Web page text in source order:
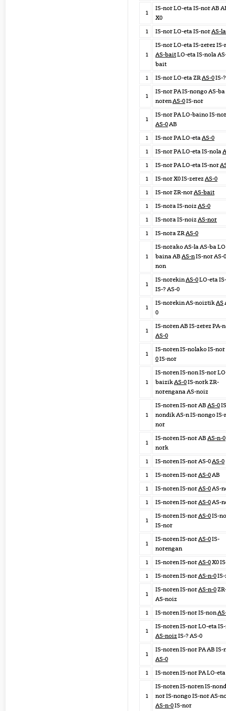
1
IS-nor LO-eta IS-nor AB
X0
1
IS-nor LO-eta IS-norAS-
1
IS-nor LO-eta IS-zerez
AS-baitLO-eta IS-nola
bait
1
IS-nor LO-eta ZRAS-0IS-?
1
IS-nor PA IS-nongo AS-ba
norenAS-0IS-nor
1
IS-nor PA LO-baino IS-
AS-0AB
1
IS-nor PA LO-etaAS-0
1
IS-nor PA LO-eta IS-nola
1
IS-nor PA LO-eta IS-nor
1
IS-nor X0 IS-zerez AS-0
1
IS-nor ZR-norAS-bait
1
IS-nora IS-noiz AS-0
1
IS-nora IS-noiz AS-nor
1
IS-nora ZRAS-0
1
IS-norako AS-la AS-ba
baina AB AS-nIS-nor AS-
non
1
IS-norekinAS-0LO-eta
IS-? AS-0
1
IS-norekin AS-noiztikAS
0
1
IS-noren AB IS-zerez PA-
AS-0
1
IS-noren IS-nolako IS-nor
0IS-nor
1
IS-noren IS-non IS-nor
baizikAS-0IS-nork ZR-
norengana AS-noiz
1
IS-noren IS-nor AB AS-0
nondik AS-n IS-nongo IS-
nor
1
IS-noren IS-nor AB AS-n-0
nork
1
IS-noren IS-nor AS-0AS-0
1
IS-noren IS-norAS-0AB
1
IS-noren IS-norAS-0AS-
1
IS-noren IS-norAS-0AS-
1
IS-noren IS-norAS-0IS-
IS-nor
1
IS-noren IS-norAS-0IS-
norengan
1
IS-noren IS-norAS-0X0
1
IS-noren IS-norAS-n-0
1
IS-noren IS-norAS-n-0
AS-noiz
1
IS-noren IS-nor IS-non
1
IS-noren IS-nor LO-eta
AS-noiz IS-? AS-0
1
IS-noren IS-nor PA AB IS-
AS-0
1
IS-noren IS-nor PA LO-eta
1
IS-noren IS-noren IS-
nor IS-nongo IS-nor AS-
AS-n-0IS-nor